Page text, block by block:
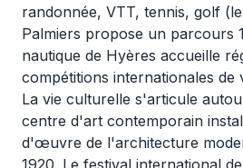
randonnée, VTT, tennis, golf
Palmiers propose un parcours
nautique de Hyères accueille
compétitions internationales de
La vie culturelle s'articule
centre d'art contemporain
d'œuvre de l'architecture
1920. Le festival international